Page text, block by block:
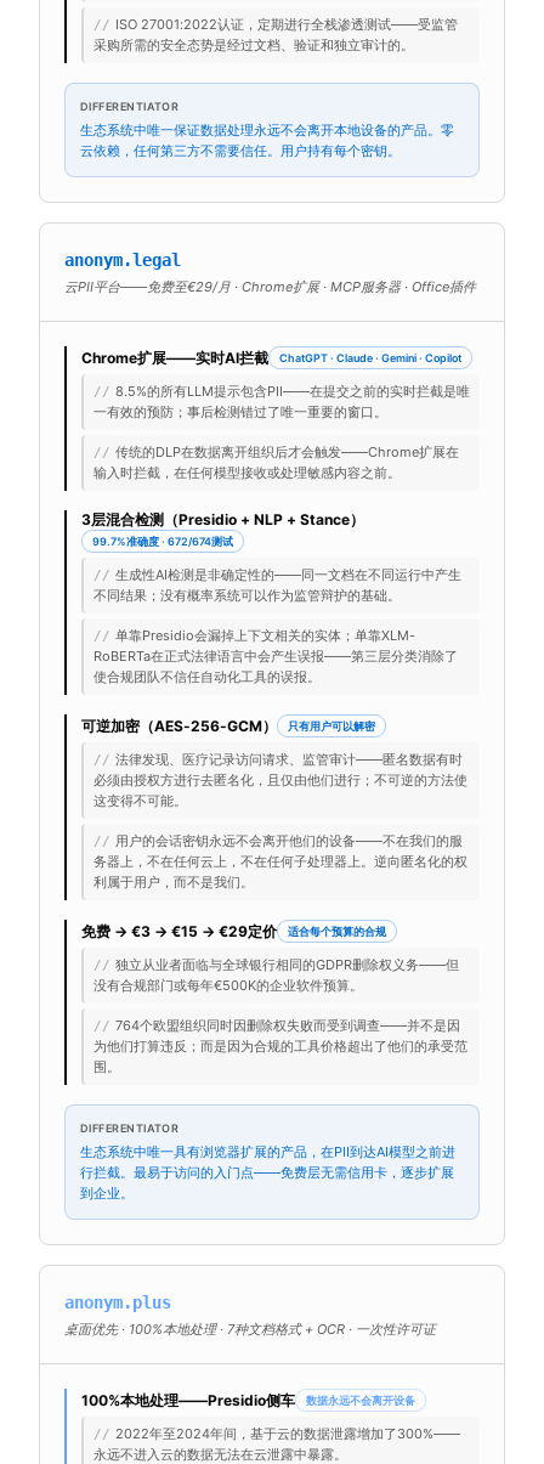
// ISO 27001:2022认证，定期进行全栈渗透测试——受监管
采购所需的安全态势是经过文档、验证和独立审计的。
DIFFERENTIATOR
生态系统中唯一保证数据处理永远不会离开本地设备的产品。零
云依赖，任何第三方不需要信任。用户持有每个密钥。
anonym.legal
云PII平台——免费至€29/月 · Chrome扩展 · MCP服务器 · Office插件
Chrome扩展——实时AI拦截 ChatGPT · Claude · Gemini · Copilot
// 8.5%的所有LLM提示包含PII——在提交之前的实时拦截是唯
一有效的预防；事后检测错过了唯一重要的窗口。
// 传统的DLP在数据离开组织后才会触发——Chrome扩展在
输入时拦截，在任何模型接收或处理敏感内容之前。
3层混合检测（Presidio + NLP + Stance）
99.7%准确度 · 672/674测试
// 生成性AI检测是非确定性的——同一文档在不同运行中产生
不同结果；没有概率系统可以作为监管辩护的基础。
// 单靠Presidio会漏掉上下文相关的实体；单靠XLM-
RoBERTa在正式法律语言中会产生误报——第三层分类消除了
使合规团队不信任自动化工具的误报。
可逆加密（AES-256-GCM） 只有用户可以解密
// 法律发现、医疗记录访问请求、监管审计——匿名数据有时
必须由授权方进行去匿名化，且仅由他们进行；不可逆的方法使
这变得不可能。
// 用户的会话密钥永远不会离开他们的设备——不在我们的服
务器上，不在任何云上，不在任何子处理器上。逆向匿名化的权
利属于用户，而不是我们。
免费 → €3 → €15 → €29定价 适合每个预算的合规
// 独立从业者面临与全球银行相同的GDPR删除权义务——但
没有合规部门或每年€500K的企业软件预算。
// 764个欧盟组织同时因删除权失败而受到调查——并不是因
为他们打算违反；而是因为合规的工具价格超出了他们的承受范
围。
DIFFERENTIATOR
生态系统中唯一具有浏览器扩展的产品，在PII到达AI模型之前进
行拦截。最易于访问的入门点——免费层无需信用卡，逐步扩展
到企业。
anonym.plus
桌面优先 · 100%本地处理 · 7种文档格式 + OCR · 一次性许可证
100%本地处理——Presidio侧车 数据永远不会离开设备
// 2022年至2024年间，基于云的数据泄露增加了300%——
永远不进入云的数据无法在云泄露中暴露。